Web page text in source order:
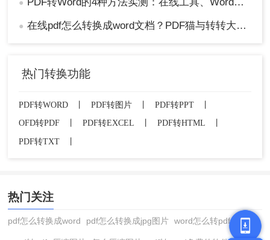
● PDF转Word的4种方法实测：在线工具、Word、Adobe与开源软件对比！！
● 在线pdf怎么转换成word文档？PDF猫与转转大师2种在线工具使用指南与功能对比！
热门转换功能
PDF转WORD 丨 PDF转图片 丨 PDF转PPT
丨
OFD转PDF
PDF转EXCEL PDF转HTML
PDF转TXT
热门关注
pdf怎么转换成word pdf怎么转换成jpg图片 word怎么转pdf